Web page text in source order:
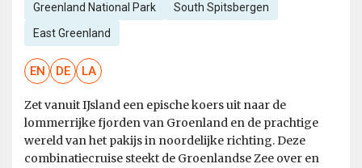
Greenland National Park South Spitsbergen
East Greenland
EN DE LA
Zet vanuit IJsland een epische koers uit naar de
lommerrijke fjorden van Groenland en de prachtige
wereld van het pakijs in noordelijke richting. Deze
combinatiecruise steekt de Groenlandse Zee over en